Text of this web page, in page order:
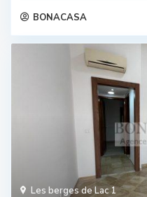
BONACASA
Les berges de Lac 1